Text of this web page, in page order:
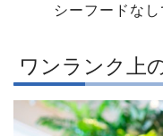
シーフードなし
ワンランク上